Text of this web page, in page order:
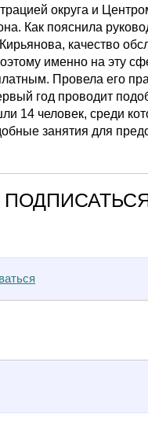
округа и
Как пояснила
качество
именно на эту
Провела его
год проводит
14 человек, среди
занятия для
ПОДПИСАТЬСЯ